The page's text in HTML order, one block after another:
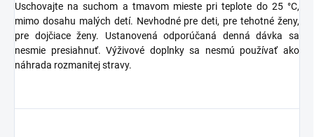
Uschovajte na suchom a tmavom mieste pri teplote do 25 °C,
mimo dosahu malých detí. Nevhodné pre deti, pre tehotné ženy,
pre dojčiace ženy. Ustanovená odporúčaná denná dávka sa
nesmie presiahnuť. Výživové doplnky sa nesmú používať ako
náhrada rozmanitej stravy.